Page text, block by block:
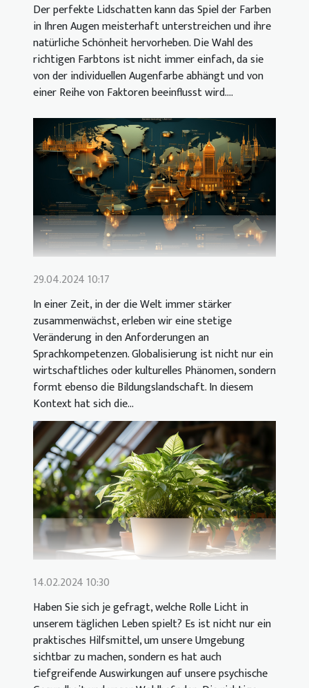
Der perfekte Lidschatten kann das Spiel der Farben
in Ihren Augen meisterhaft unterstreichen und ihre
natürliche Schönheit hervorheben. Die Wahl des
richtigen Farbtons ist nicht immer einfach, da sie
von der individuellen Augenfarbe abhängt und von
einer Reihe von Faktoren beeinflusst wird....
29.04.2024 10:17
In einer Zeit, in der die Welt immer stärker
zusammenwächst, erleben wir eine stetige
Veränderung in den Anforderungen an
Sprachkompetenzen. Globalisierung ist nicht nur ein
wirtschaftliches oder kulturelles Phänomen, sondern
formt ebenso die Bildungslandschaft. In diesem
Kontext hat sich die...
14.02.2024 10:30
Haben Sie sich je gefragt, welche Rolle Licht in
unserem täglichen Leben spielt? Es ist nicht nur ein
praktisches Hilfsmittel, um unsere Umgebung
sichtbar zu machen, sondern es hat auch
tiefgreifende Auswirkungen auf unsere psychische